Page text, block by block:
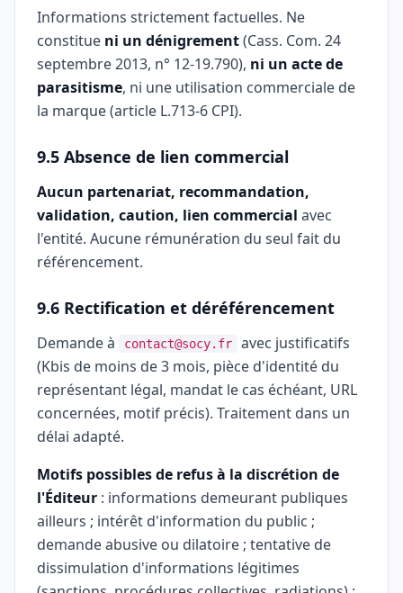
Informations strictement factuelles. Ne
constitue ni un dénigrement(Cass. Com. 24
septembre 2013, n° 12-19.790), ni un acte de
parasitisme, ni une utilisation commerciale de
la marque (article L.713-6 CPI).
9.5 Absence de lien commercial
Aucun partenariat, recommandation,
validation, caution, lien commercial avec
l'entité. Aucune rémunération du seul fait du
référencement.
9.6 Rectification et déréférencement
Demande à contact@socy.fr
avec justificatifs
(Kbis de moins de 3 mois, pièce d'identité du
représentant légal, mandat le cas échéant, URL
concernées, motif précis). Traitement dans un
délai adapté.
Motifs possibles de refus à la discrétion de
l'Éditeur : informations demeurant publiques
ailleurs ; intérêt d'information du public ;
demande abusive ou dilatoire ; tentative de
dissimulation d'informations légitimes